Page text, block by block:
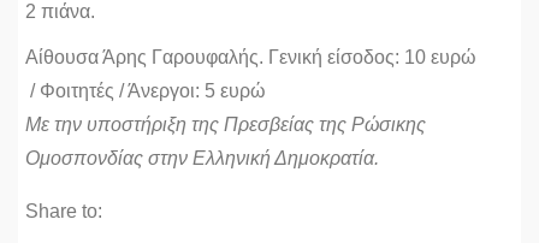
2 πιάνα.
Αίθουσα Άρης Γαρουφαλής. Γενική είσοδος: 10 ευρώ
/ Φοιτητές / Άνεργοι: 5 ευρώ
Με την υποστήριξη της Πρεσβείας της Ρώσικης
Ομοσπονδίας στην Ελληνική Δημοκρατία.
Share to: